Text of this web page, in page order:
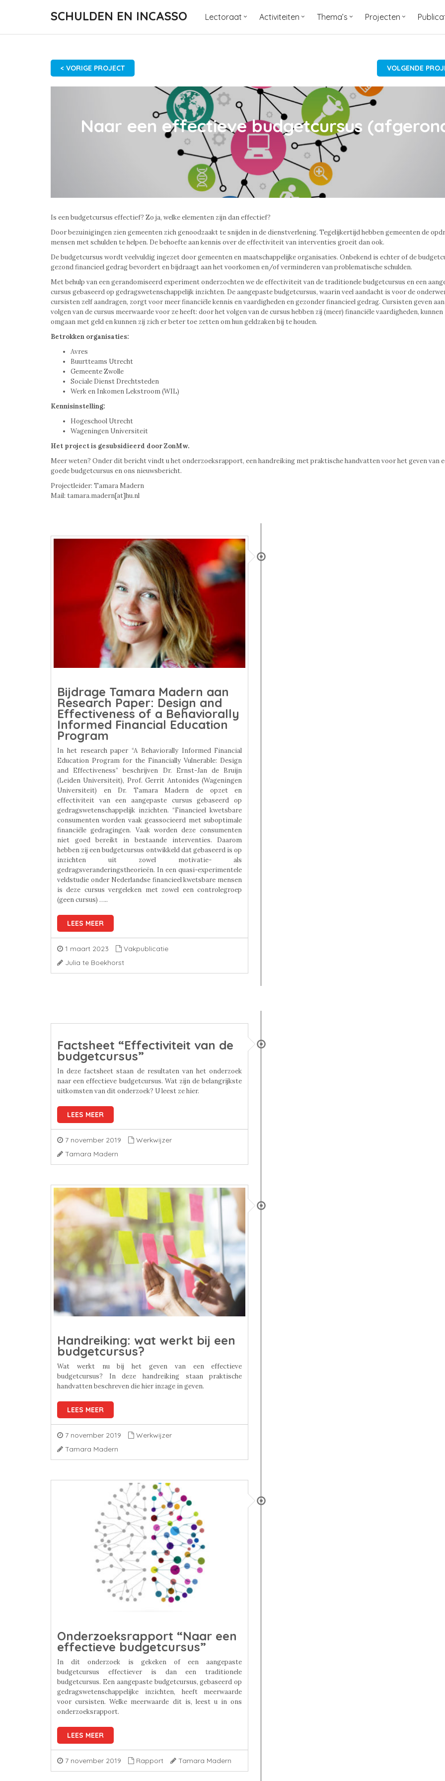
SCHULDEN EN INCASSO Lectoraat Activiteiten Thema’s Projecten
< VORIGE PROJECT VOLGENDE
Naar een effectieve budgetcursus
Is een budgetcursus effectief? Zo ja, welke elementen zijn dan effectief?
Door bezuinigingen zien gemeenten zich genoodzaakt te snijden in de dienstverlening. Tegelijkertijd hebben gemeenten de
mensen met schulden te helpen. De behoefte aan kennis over de effectiviteit van interventies groeit dan ook.
De budgetcursus wordt veelvuldig ingezet door gemeenten en maatschappelijke organisaties. Onbekend is echter of de
gezond financieel gedrag bevordert en bijdraagt aan het voorkomen en/of verminderen van problematische schulden.
Met behulp van een gerandomiseerd experiment onderzochten we de effectiviteit van de traditionele budgetcursus en een
cursus gebaseerd op gedragswetenschappelijk inzichten. De aangepaste budgetcursus, waarin veel aandacht is voor de
cursisten zelf aandragen, zorgt voor meer financiële kennis en vaardigheden en gezonder financieel gedrag. Cursisten geven
volgen van de cursus meerwaarde voor ze heeft: door het volgen van de cursus hebben zij (meer) financiële vaardigheden,
omgaan met geld en kunnen zij zich er beter toe zetten om hun geldzaken bij te houden.
Betrokken organisaties:
Avres
Buurtteams Utrecht
Gemeente Zwolle
Sociale Dienst Drechtsteden
Werk en Inkomen Lekstroom (WIL)
Kennisinstelling:
Hogeschool Utrecht
Wageningen Universiteit
Het project is gesubsidieerd door ZonMw.
Meer weten? Onder dit bericht vindt u het onderzoeksrapport, een handreiking met praktische handvatten voor het geven van
goede budgetcursus en ons nieuwsbericht.
Projectleider: Tamara Madern
Mail: tamara.madern[at]hu.nl
Bijdrage Tamara Madern aan
Research Paper: Design and
Effectiveness of a Behaviorally
Informed Financial Education
Program
In het research paper “A Behaviorally Informed Financial
Education Program for the Financially Vulnerable: Design
and Effectiveness” beschrijven Dr. Ernst-Jan de Bruijn
(Leiden Universiteit), Prof. Gerrit Antonides (Wageningen
Universiteit) en Dr. Tamara Madern de opzet en
effectiviteit van een aangepaste cursus gebaseerd op
gedragswetenschappelijk inzichten. “Financieel kwetsbare
consumenten worden vaak geassocieerd met suboptimale
financiële gedragingen. Vaak worden deze consumenten
niet goed bereikt in bestaande interventies. Daarom
hebben zij een budgetcursus ontwikkeld dat gebaseerd is op
inzichten uit zowel motivatie- als
gedragsveranderingstheorieën. In een quasi-experimentele
veldstudie onder Nederlandse financieel kwetsbare mensen
is deze cursus vergeleken met zowel een controlegroep
(geen cursus) …..
LEES MEER
1 maart 2023
Vakpublicatie
Julia te Boekhorst
Factsheet “Effectiviteit van de
budgetcursus”
In deze factsheet staan de resultaten van het onderzoek
naar een effectieve budgetcursus. Wat zijn de belangrijkste
uitkomsten van dit onderzoek? U leest ze hier.
LEES MEER
7 november 2019
Werkwijzer
Tamara Madern
Handreiking: wat werkt bij een
budgetcursus?
Wat werkt nu bij het geven van een effectieve
budgetcursus? In deze handreiking staan praktische
handvatten beschreven die hier inzage in geven.
LEES MEER
7 november 2019
Werkwijzer
Tamara Madern
Onderzoeksrapport “Naar een
effectieve budgetcursus”
In dit onderzoek is gekeken of een aangepaste
budgetcursus effectiever is dan een traditionele
budgetcursus. Een aangepaste budgetcursus, gebaseerd op
gedragswetenschappelijke inzichten, heeft meerwaarde
voor cursisten. Welke meerwaarde dit is, leest u in ons
onderzoeksrapport.
LEES MEER
7 november 2019 Rapport Tamara Madern